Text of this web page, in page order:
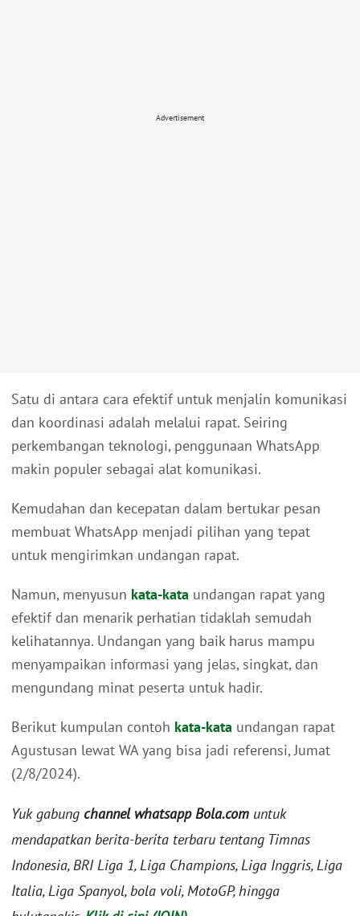
Advertisement
Satu di antara cara efektif untuk menjalin komunikasi
dan koordinasi adalah melalui rapat. Seiring
perkembangan teknologi, penggunaan WhatsApp
makin populer sebagai alat komunikasi.
Kemudahan dan kecepatan dalam bertukar pesan
membuat WhatsApp menjadi pilihan yang tepat
untuk mengirimkan undangan rapat.
Namun, menyusun kata-kata undangan rapat yang
efektif dan menarik perhatian tidaklah semudah
kelihatannya. Undangan yang baik harus mampu
menyampaikan informasi yang jelas, singkat, dan
mengundang minat peserta untuk hadir.
Berikut kumpulan contoh kata-kata undangan rapat
Agustusan lewat WA yang bisa jadi referensi, Jumat
(2/8/2024).
Yuk gabung channel whatsapp Bola.com untuk
mendapatkan berita-berita terbaru tentang Timnas
Indonesia, BRI Liga 1, Liga Champions, Liga Inggris, Liga
Italia, Liga Spanyol, bola voli, MotoGP, hingga